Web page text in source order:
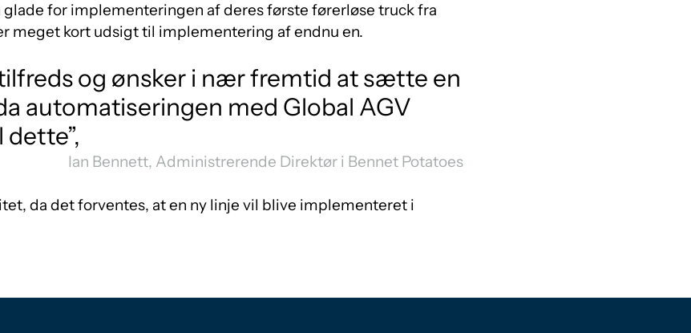
glade for implementeringen af deres første førerløse truck fra
meget kort udsigt til implementering af endnu en.
tilfreds og ønsker i nær fremtid at sætte en
automatiseringen med Global AGV
Ian Bennett, Administrerende Direktør i Bennet Potatoes
da det forventes, at en ny linje vil blive implementeret i